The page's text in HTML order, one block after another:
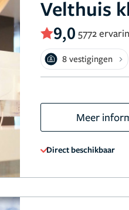
Velthuis
9,0 5772
8 vestigingen
Meer
Direct beschikbaar